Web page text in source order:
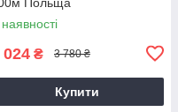
024 ₴ 3 780 ₴
Купити